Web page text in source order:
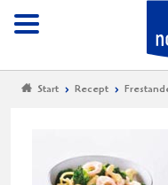
Meny
Start Recept